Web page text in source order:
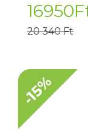
20 340 Ft
-15%